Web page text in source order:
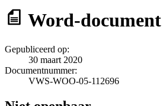
Word-document
Gepubliceerd op:
30 maart 2020
Documentnummer:
VWS-WOO-05-112696